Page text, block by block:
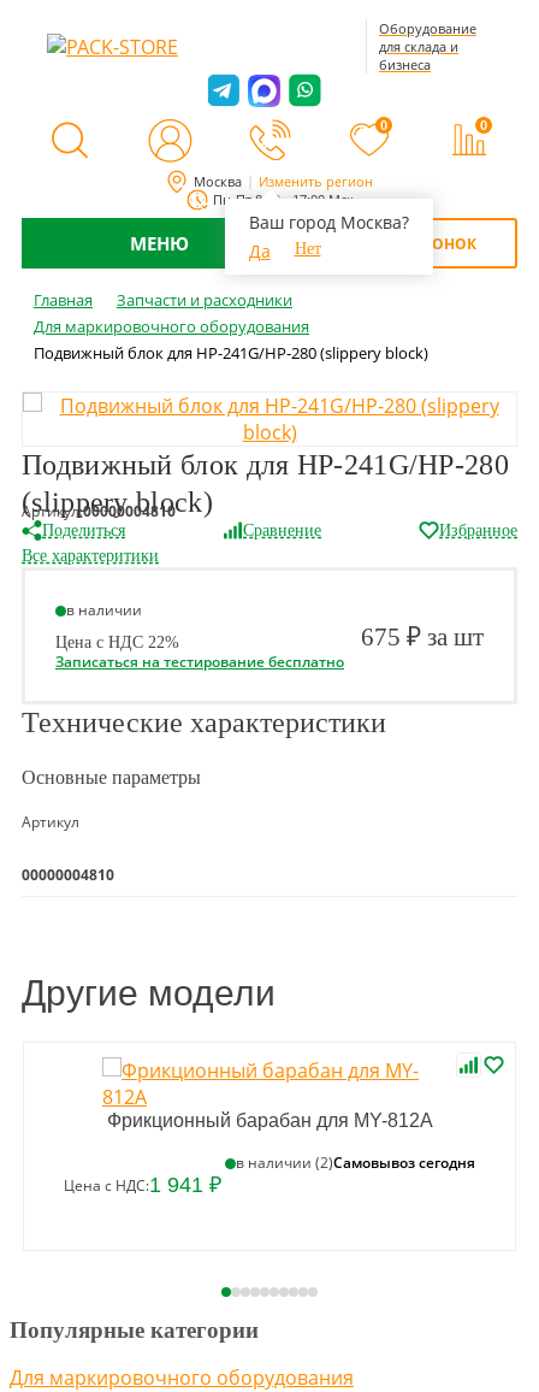
Москва Изменить регион
Ваш город Москва?
Да
Нет
Пн-Пт 8:00 - 17:00 Мск
Оборудование
для склада и
бизнеса
0 0
МЕНЮ ОБРАТНЫЙ ЗВОНОК
Главная
Запчасти и расходники
Для маркировочного оборудования
Подвижный блок для HP-241G/НР-280 (slippery block)
Подвижный блок для HP-241G/НР-280
(slippery block)
Артикул:00000004810
Поделиться Сравнение
Избранное
Все характеритики
в наличии
Цена с НДС 22% 675 ₽ за шт
Записаться на тестирование бесплатно
Технические характеристики
Основные параметры
Артикул
00000004810
Другие модели
Фрикционный барабан для MY-812А
в наличии (2)Самовывоз сегодня
Цена с НДС:1 941 ₽
Популярные категории
Для маркировочного оборудования